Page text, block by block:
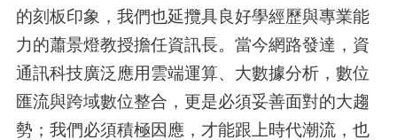
的刻板印象，我們也延攬具良好學經歷與專業能
力的蕭景燈教授擔任資訊長。當今網路發達，資
通訊科技廣泛應用雲端運算、大數據分析，數位
匯流與跨域數位整合，更是必須妥善面對的大趨
勢；我們必須積極因應，才能跟上時代潮流，也